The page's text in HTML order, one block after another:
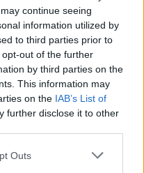
continue seeing
information utilized by
to third parties prior to
out of the further
by third parties on the
This information may
on the IAB’s List of
further disclose it to other
Outs
δοκιμάσει
στο αρχείο –
Σαμαρά και Σπίρτζη